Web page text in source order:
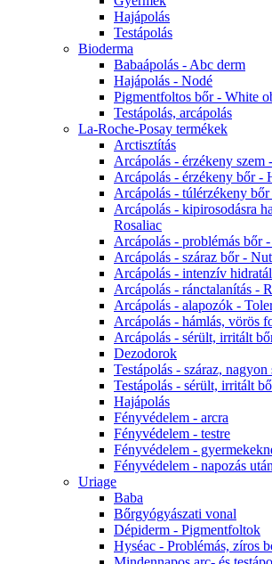
Hajápolás
Testápolás
Bioderma
Babaápolás - Abc derm
Hajápolás - Nodé
Pigmentfoltos bőr - White
Testápolás, arcápolás
La-Roche-Posay termékek
Arctisztítás
Arcápolás - érzékeny szem
Arcápolás - érzékeny bőr -
Arcápolás - túlérzékeny
Arcápolás - kipirosodásra
Rosaliac
Arcápolás - problémás bőr
Arcápolás - száraz bőr -
Arcápolás - intenzív
Arcápolás - ránctalanítás -
Arcápolás - alapozók -
Arcápolás - hámlás, vörös
Arcápolás - sérült, irritált
Dezodorok
Testápolás - száraz,
Testápolás - sérült, irritált
Hajápolás
Fényvédelem - arcra
Fényvédelem - testre
Fényvédelem -
Fényvédelem - napozás után
Uriage
Baba
Bőrgyógyászati vonal
Dépiderm - Pigmentfoltok
Hyséac - Problémás, zíros